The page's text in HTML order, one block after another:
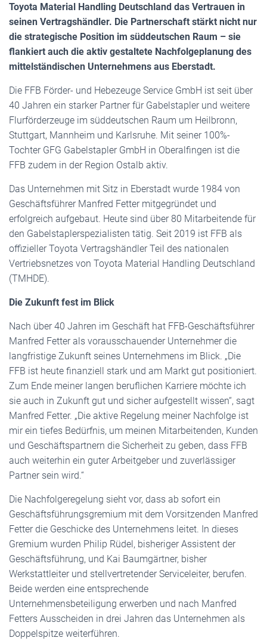
Toyota Material Handling Deutschland das Vertrauen in
seinen Vertragshändler. Die Partnerschaft stärkt nicht nur
die strategische Position im süddeutschen Raum – sie
flankiert auch die aktiv gestaltete Nachfolgeplanung des
mittelständischen Unternehmens aus Eberstadt.
Die FFB Förder- und Hebezeuge Service GmbH ist seit über
40 Jahren ein starker Partner für Gabelstapler und weitere
Flurförderzeuge im süddeutschen Raum um Heilbronn,
Stuttgart, Mannheim und Karlsruhe. Mit seiner 100%-
Tochter GFG Gabelstapler GmbH in Oberalfingen ist die
FFB zudem in der Region Ostalb aktiv.
Das Unternehmen mit Sitz in Eberstadt wurde 1984 von
Geschäftsführer Manfred Fetter mitgegründet und
erfolgreich aufgebaut. Heute sind über 80 Mitarbeitende für
den Gabelstaplerspezialisten tätig. Seit 2019 ist FFB als
offizieller Toyota Vertragshändler Teil des nationalen
Vertriebsnetzes von Toyota Material Handling Deutschland
(TMHDE).
Die Zukunft fest im Blick
Nach über 40 Jahren im Geschäft hat FFB-Geschäftsführer
Manfred Fetter als vorausschauender Unternehmer die
langfristige Zukunft seines Unternehmens im Blick. „Die
FFB ist heute finanziell stark und am Markt gut positioniert.
Zum Ende meiner langen beruflichen Karriere möchte ich
sie auch in Zukunft gut und sicher aufgestellt wissen“, sagt
Manfred Fetter. „Die aktive Regelung meiner Nachfolge ist
mir ein tiefes Bedürfnis, um meinen Mitarbeitenden, Kunden
und Geschäftspartnern die Sicherheit zu geben, dass FFB
auch weiterhin ein guter Arbeitgeber und zuverlässiger
Partner sein wird.“
Die Nachfolgeregelung sieht vor, dass ab sofort ein
Geschäftsführungsgremium mit dem Vorsitzenden Manfred
Fetter die Geschicke des Unternehmens leitet. In dieses
Gremium wurden Philip Rüdel, bisheriger Assistent der
Geschäftsführung, und Kai Baumgärtner, bisher
Werkstattleiter und stellvertretender Serviceleiter, berufen.
Beide werden eine entsprechende
Unternehmensbeteiligung erwerben und nach Manfred
Fetters Ausscheiden in drei Jahren das Unternehmen als
Doppelspitze weiterführen.